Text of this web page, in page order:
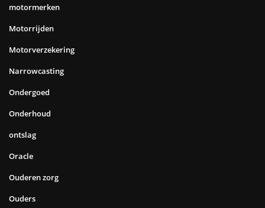
motormerken
Motorrijden
Motorverzekering
Narrowcasting
Ondergoed
Onderhoud
ontslag
Oracle
Ouderen zorg
Ouders